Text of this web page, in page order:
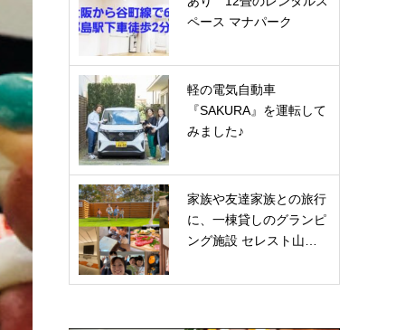
ペース マナパーク
軽の電気自動車
『SAKURA』を運転して
みました♪
家族や友達家族との旅行
に、一棟貸しのグランピ
ング施設 セレスト山…